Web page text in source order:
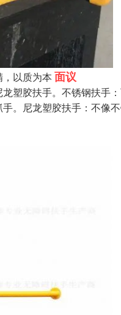
以质为本 面议
塑胶扶手。不锈钢扶手
。尼龙塑胶扶手：不像